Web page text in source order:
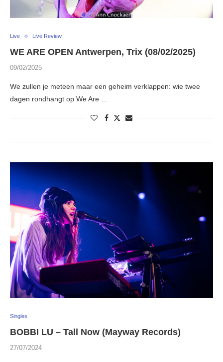
Live Live Review
WE ARE OPEN Antwerpen, Trix (08/02/2025)
09/02/2025
We zullen je meteen maar een geheim verklappen: wie twee
dagen rondhangt op We Are …
Singles
BOBBI LU – Tall Now (Mayway Records)
27/07/2024